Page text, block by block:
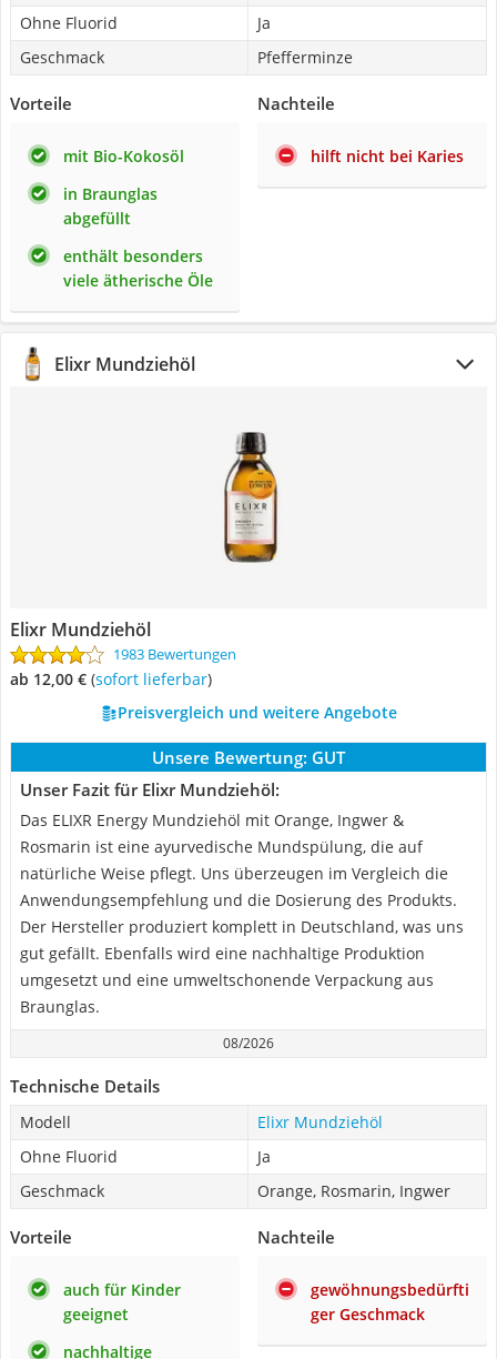
Ohne Fluorid
Ja
Geschmack
Pfefferminze
Vorteile
mit Bio-Kokosöl
in Braunglas
abgefüllt
enthält besonders
viele ätherische Öle
Nachteile
hilft nicht bei Karies
Elixr Mundziehöl
Elixr Mundziehöl
1983 Bewertungen
ab 12,00 € ( Sofort lieferbar)
Preisvergleich und weitere Angebote
Unsere Bewertung: GUT
Unser Fazit für Elixr Mundziehöl:
Das ELIXR Energy Mundziehöl mit Orange, Ingwer &
Rosmarin ist eine ayurvedische Mundspülung, die auf
natürliche Weise pflegt. Uns überzeugen im Vergleich die
Anwendungsempfehlung und die Dosierung des Produkts.
Der Hersteller produziert komplett in Deutschland, was uns
gut gefällt. Ebenfalls wird eine nachhaltige Produktion
umgesetzt und eine umweltschonende Verpackung aus
Braunglas.
08/2026
Technische Details
Modell
Elixr Mundziehöl
Ohne Fluorid
Ja
Geschmack
Orange, Rosmarin, Ingwer
Vorteile
auch für Kinder
geeignet
nachhaltige
Nachteile
gewöhnungsbedürfti
ger Geschmack